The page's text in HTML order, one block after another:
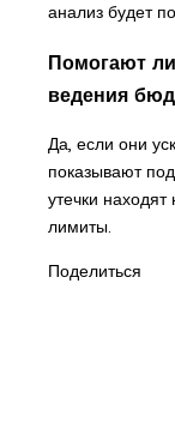
анализ будет
Помогают
ведения
Да, если они
показывают
утечки
лимиты.
Поделиться